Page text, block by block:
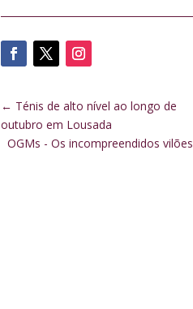
← Ténis de alto nível ao longo de
outubro em Lousada
OGMs - Os incompreendidos vilões